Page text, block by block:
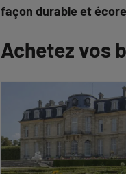
façon durable et
Revenir
l'onglet
description
Achetez vos